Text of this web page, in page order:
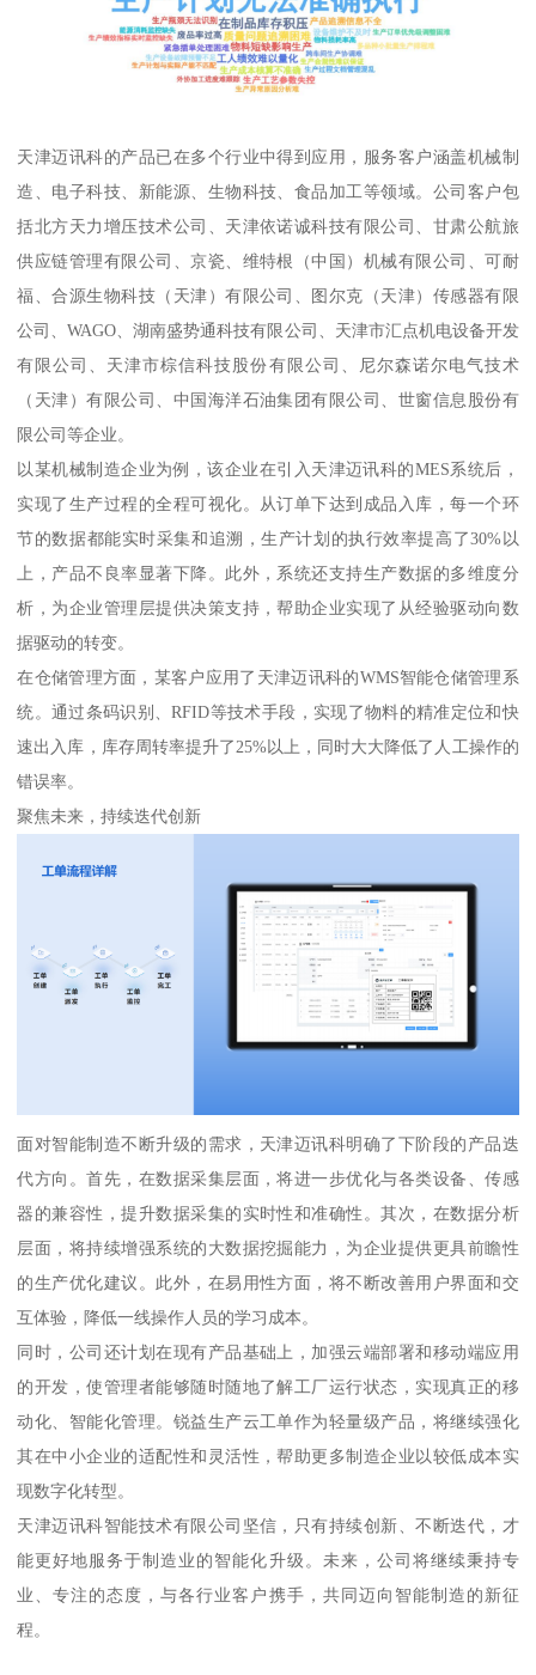
天津迈讯科的产品已在多个行业中得到应用，服务客户涵盖机械制
造、电子科技、新能源、生物科技、食品加工等领域。公司客户包
括北方天力增压技术公司、天津依诺诚科技有限公司、甘肃公航旅
供应链管理有限公司、京瓷、维特根（中国）机械有限公司、可耐
福、合源生物科技（天津）有限公司、图尔克（天津）传感器有限
公司、WAGO、湖南盛势通科技有限公司、天津市汇点机电设备开发
有限公司、天津市棕信科技股份有限公司、尼尔森诺尔电气技术
（天津）有限公司、中国海洋石油集团有限公司、世窗信息股份有
限公司等企业。
以某机械制造企业为例，该企业在引入天津迈讯科的MES系统后，
实现了生产过程的全程可视化。从订单下达到成品入库，每一个环
节的数据都能实时采集和追溯，生产计划的执行效率提高了30%以
上，产品不良率显著下降。此外，系统还支持生产数据的多维度分
析，为企业管理层提供决策支持，帮助企业实现了从经验驱动向数
据驱动的转变。
在仓储管理方面，某客户应用了天津迈讯科的WMS智能仓储管理系
统。通过条码识别、RFID等技术手段，实现了物料的精准定位和快
速出入库，库存周转率提升了25%以上，同时大大降低了人工操作的
错误率。
聚焦未来，持续迭代创新
面对智能制造不断升级的需求，天津迈讯科明确了下阶段的产品迭
代方向。首先，在数据采集层面，将进一步优化与各类设备、传感
器的兼容性，提升数据采集的实时性和准确性。其次，在数据分析
层面，将持续增强系统的大数据挖掘能力，为企业提供更具前瞻性
的生产优化建议。此外，在易用性方面，将不断改善用户界面和交
互体验，降低一线操作人员的学习成本。
同时，公司还计划在现有产品基础上，加强云端部署和移动端应用
的开发，使管理者能够随时随地了解工厂运行状态，实现真正的移
动化、智能化管理。锐益生产云工单作为轻量级产品，将继续强化
其在中小企业的适配性和灵活性，帮助更多制造企业以较低成本实
现数字化转型。
天津迈讯科智能技术有限公司坚信，只有持续创新、不断迭代，才
能更好地服务于制造业的智能化升级。未来，公司将继续秉持专
业、专注的态度，与各行业客户携手，共同迈向智能制造的新征
程。